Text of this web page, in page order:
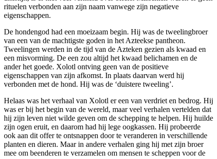
rituelen verbonden aan zijn naam vanwege zijn negatieve
eigenschappen.
De hondengod had een moeizaam begin. Hij was de tweelingbroer
van een van de machtigste goden in het Azteekse pantheon.
Tweelingen werden in de tijd van de Azteken gezien als kwaad en
een misvorming. De een zou altijd het kwaad belichamen en de
ander het goede. Xolotl ontving geen van de positieve
eigenschappen van zijn afkomst. In plaats daarvan werd hij
verbonden met de hond. Hij was de ‘duistere tweeling’.
Helaas was het verhaal van Xolotl er een van verdriet en bedrog. Hij
was er bij het begin van de wereld, maar veel verhalen vertelden dat
hij zijn leven niet wilde geven om de schepping te helpen. Hij huilde
zijn ogen eruit, en daarom had hij lege oogkassen. Hij probeerde
ook aan dit offer te ontsnappen door te veranderen in verschillende
planten en dieren. Maar in andere verhalen ging hij met zijn broer
mee om beenderen te verzamelen om mensen te scheppen voor de